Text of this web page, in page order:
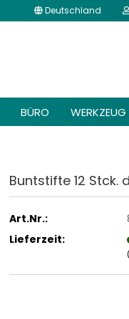
Deutschland
BÜRO WERKZEUG
Buntstifte 12 Stck.
Art.Nr.:
Lieferzeit: